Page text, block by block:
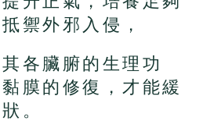
禦外邪入侵，
各臟腑的生理功
膜的修復，才能緩
。